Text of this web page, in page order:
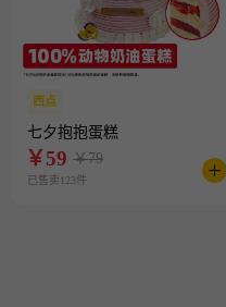
西点
七夕抱抱蛋糕
￥59 ￥79
已售卖123件